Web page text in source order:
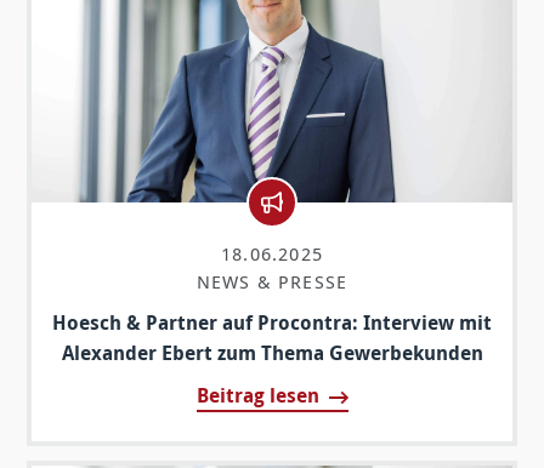
18.06.2025
NEWS & PRESSE
Hoesch & Partner auf Procontra: Interview mit
Alexander Ebert zum Thema Gewerbekunden
Beitrag lesen